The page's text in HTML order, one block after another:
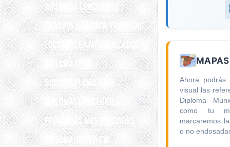
DIPLOMAS CONCEDIDOS
Cuadros de Honor y Ranking
Locators EA más buscados
DIPLOMA TPEA
BASES DIPLOMA TPEA
DIPLOMAS CONCEDIDOS
Provincias más buscadas
DIPLOMA 100 EA CW
Ahora
visual las
Diploma
como tu
marcaremos
o no